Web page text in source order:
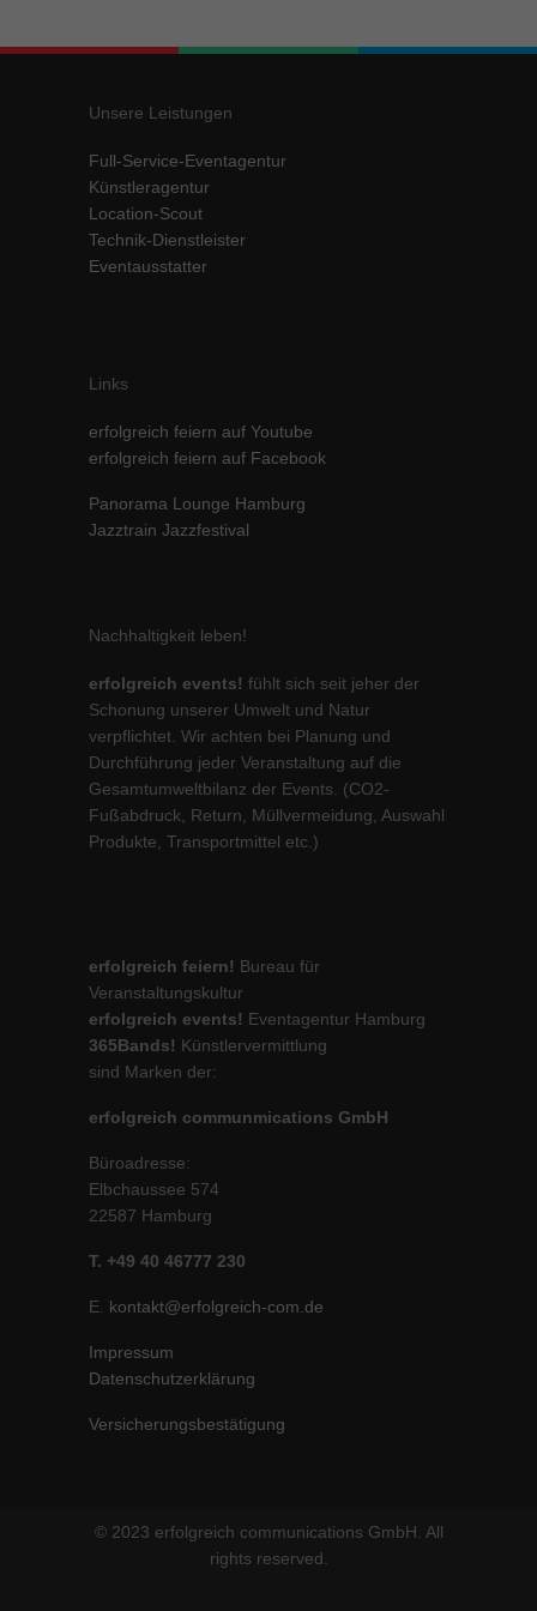
Unsere Leistungen
Full-Service-Eventagentur
Künstleragentur
Location-Scout
Technik-Dienstleister
Eventausstatter
Links
erfolgreich feiern auf Youtube
erfolgreich feiern auf Facebook
Panorama Lounge Hamburg
Jazztrain Jazzfestival
Nachhaltigkeit leben!
erfolgreich events! fühlt sich seit jeher der
Schonung unserer Umwelt und Natur
verpflichtet. Wir achten bei Planung und
Durchführung jeder Veranstaltung auf die
Gesamtumweltbilanz der Events. (CO2-
Fußabdruck, Return, Müllvermeidung, Auswahl
Produkte, Transportmittel etc.)
erfolgreich feiern! Bureau für
Veranstaltungskultur
erfolgreich events! Eventagentur Hamburg
365Bands! Künstlervermittlung
sind Marken der:
erfolgreich communmications GmbH
Büroadresse:
Elbchaussee 574
22587 Hamburg
T. +49 40 46777 230
E. kontakt@erfolgreich-com.de
Impressum
Datenschutzerklärung
Versicherungsbestätigung
© 2023 erfolgreich communications GmbH. All
rights reserved.
standardmäßig blockiert. Wenn Cookies von externen Medien akzeptiert
Cookie-Informationen anzeigen
powered by Borlabs Cookie